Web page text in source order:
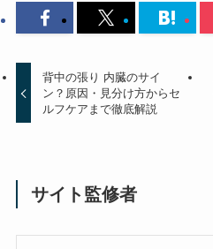
背中の張り 内臓のサイ
ン？原因・見分け方からセ
ルフケアまで徹底解説
サイト監修者